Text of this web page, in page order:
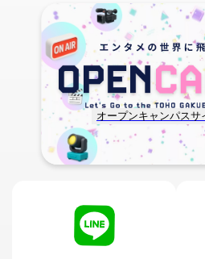
オープンキャンパスサ